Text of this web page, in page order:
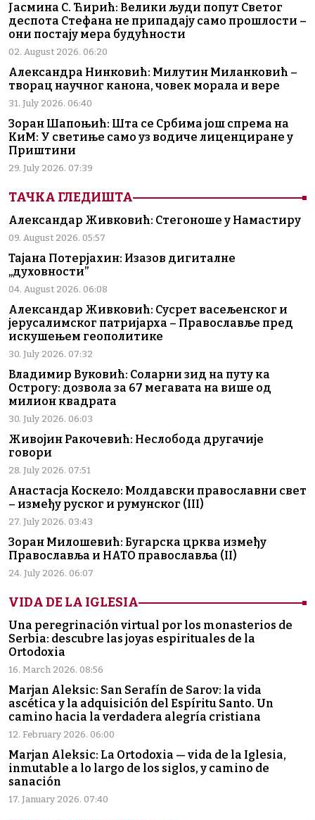
Јасмина С. Ћирић: Велики људи попут Светог
деспота Стефана не припадају само прошлости –
они постају мера будућности
02. August 2026. 06:20
Александра Нинковић: Милутин Миланковић –
творац научног канона, човек морала и вере
31. July 2026. 06:40
Зоран Шапоњић: Шта се Србима још спрема на
КиМ: У светиње само уз водиче лиценциране у
Приштини
29. July 2026. 07:39
ТАЧКА ГЛЕДИШТА
Александар Живковић: Стегоноше у Намастиру
09. August 2026. 05:57
Тајана Потерјахин: Изазов дигиталне
„духовности”
04. August 2026. 06:08
Александар Живковић: Сусрет васељенског и
јерусалимског патријарха – Православље пред
искушењем геополитике
30. July 2026. 07:32
Владимир Вуковић: Соларни зид на путу ка
Острогу: дозвола за 67 мегавата на више од
милион квадрата
30. July 2026. 06:03
Живојин Ракочевић: Неслобода другачије
говори
28. July 2026. 07:51
Анастасја Коскело: Молдавски православни свет
– између руског и румунског (III)
27. July 2026. 03:43
Зоран Милошевић: Бугарска црква између
Православља и НАТО православља (II)
24. July 2026. 06:07
VIDA DE LA IGLESIA
Una peregrinación virtual por los monasterios de
Serbia: descubre las joyas espirituales de la
Ortodoxia
16. March 2026. 08:56
Marjan Aleksic: San Serafín de Sarov: la vida
ascética y la adquisición del Espíritu Santo. Un
camino hacia la verdadera alegría cristiana
12. February 2026. 06:00
Marjan Aleksic: La Ortodoxia — vida de la Iglesia,
inmutable a lo largo de los siglos, y camino de
sanación
17. January 2026. 07:40